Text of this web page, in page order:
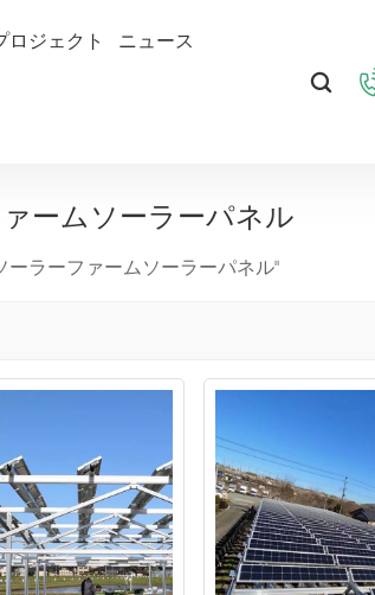
ロジェクト ニュース
ームソーラーパネル
ーラーファームソーラーパネル"